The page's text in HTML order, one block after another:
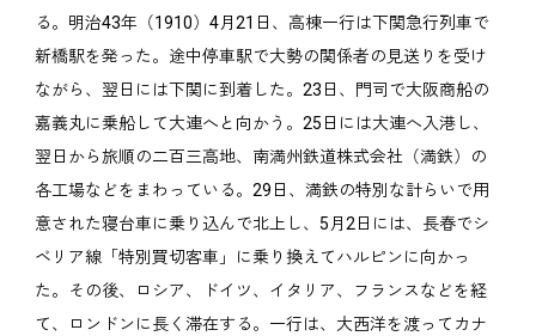
る。明治43年（1910）4月21日、高棟一行は下関急行列車で
新橋駅を発った。途中停車駅で大勢の関係者の見送りを受け
ながら、翌日には下関に到着した。23日、門司で大阪商船の
嘉義丸に乗船して大連へと向かう。25日には大連へ入港し、
翌日から旅順の二百三高地、南満州鉄道株式会社（満鉄）の
各工場などをまわっている。29日、満鉄の特別な計らいで用
意された寝台車に乗り込んで北上し、5月2日には、長春でシ
ベリア線「特別買切客車」に乗り換えてハルピンに向かっ
た。その後、ロシア、ドイツ、イタリア、フランスなどを経
て、ロンドンに長く滞在する。一行は、大西洋を渡ってカナ